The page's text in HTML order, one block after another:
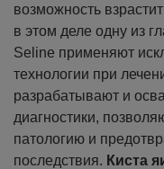
возможность
в этом деле одну из
Seline применяют
технологии при
разрабатывают и
диагностики,
патологию и
последствия. Киста